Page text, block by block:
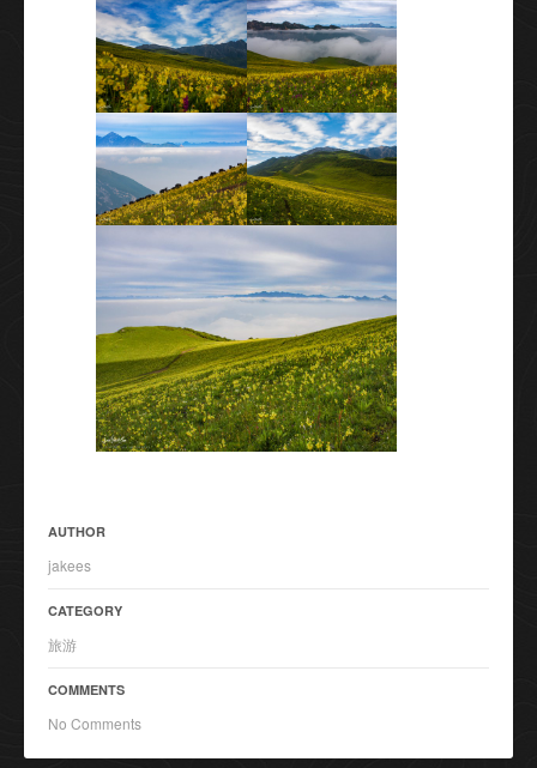
AUTHOR
jakees
CATEGORY
旅游
COMMENTS
No Comments